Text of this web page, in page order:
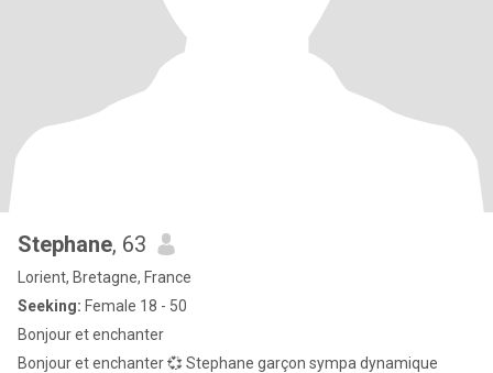
Stephane, 63
Lorient, Bretagne, France
Seeking: Female 18 - 50
Bonjour et enchanter
Bonjour et enchanter 💞 Stephane garçon sympa dynamique